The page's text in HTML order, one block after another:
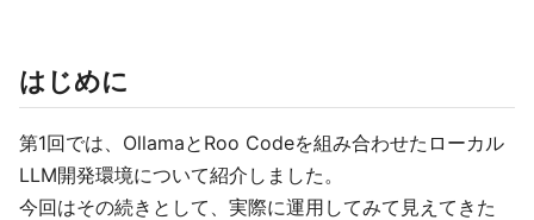
はじめに
第1回では、OllamaとRoo Codeを組み合わせたローカル
LLM開発環境について紹介しました。
今回はその続きとして、実際に運用してみて見えてきた